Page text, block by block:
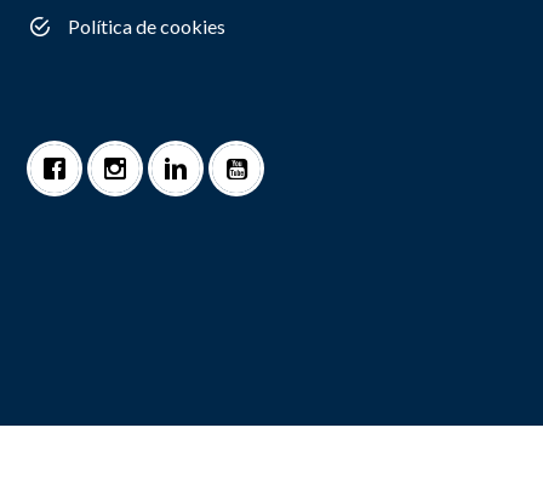
Política de cookies